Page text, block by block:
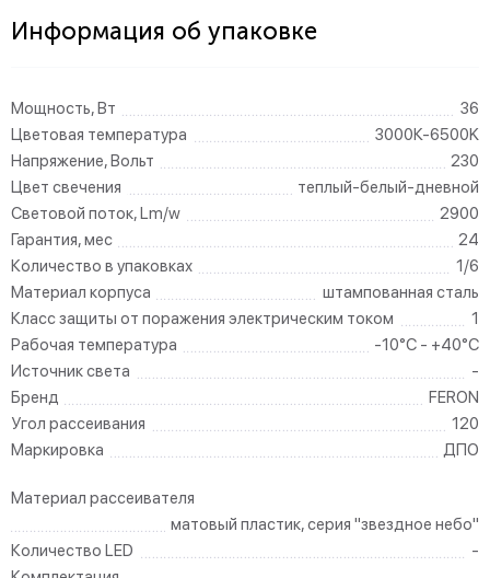
Информация об упаковке
Мощность, Вт
36
Цветовая температура
3000К-6500K
Напряжение, Вольт
230
Цвет свечения
теплый-белый-дневной
Световой поток, Lm/w
2900
Гарантия, мес
24
Количество в упаковках
1/6
Материал корпуса
штампованная сталь
Класс защиты от поражения электрическим током
1
Рабочая температура
-10°C - +40°C
Источник света
-
Бренд
FERON
Угол рассеивания
120
Маркировка
ДПО
Материал рассеивателя
матовый пластик, серия "звездное небо"
Количество LED
-